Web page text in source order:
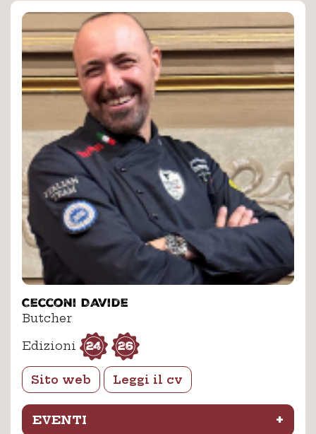
Cecconi Davide
Butcher
Edizioni
24 26
Sito web Leggi il cv
EVENTI +